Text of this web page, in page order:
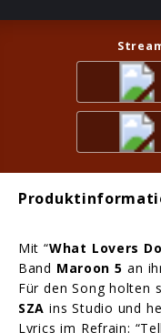
Mit “What Lovers Do
Band Maroon 5 an
Für den Song holten
SZA ins Studio und
Lyrics im Refrain: